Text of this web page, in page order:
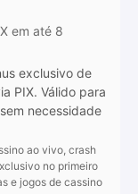
em até 8
exclusivo de
PIX. Válido para
necessidade
ao vivo, crash
no primeiro
e jogos de cassino